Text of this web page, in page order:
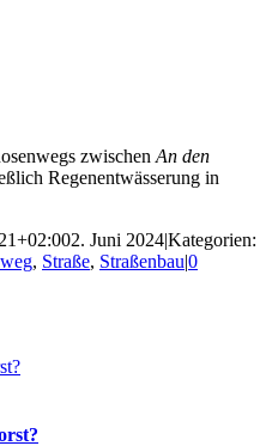
zwischen An den
Regenentwässerung in
2. Juni 2024|Kategorien:
, Straße, Straßenbau|0